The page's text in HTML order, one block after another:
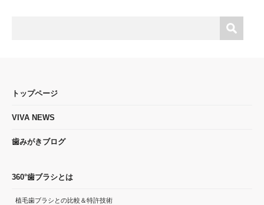
トップページ
VIVA NEWS
歯みがきブログ
360°歯ブラシとは
植毛歯ブラシとの比較＆特許技術